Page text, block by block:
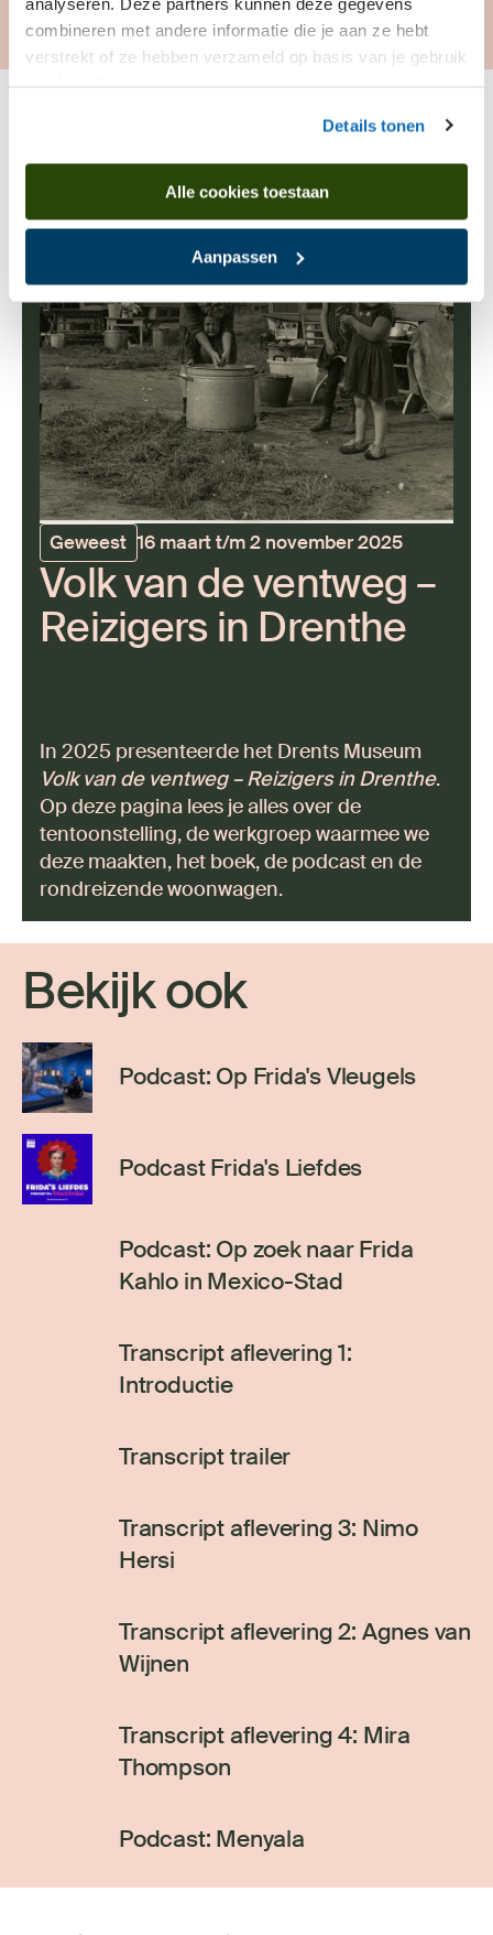
combineren met andere informatie die je aan ze hebt
verstrekt of ze hebben verzameld op basis van je gebruik
Details tonen
Alle cookies toestaan
Aanpassen
Geweest 16 maart t/m 2 november 2025
Volk van de ventweg –
Reizigers in Dren­the
In 2025 presenteerde het Drents Museum
Volk van de ventweg – Reizigers in Drenthe.
Op deze pagina lees je alles over de
tentoonstelling, de werkgroep waarmee we
deze maakten, het boek, de podcast en de
rondreizende woonwagen.
Bekijk ook
Podcast: Op Frida's Vleugels
Podcast Frida's Liefdes
Podcast: Op zoek naar Frida
Kahlo in Mexico-Stad
Transcript aflevering 1:
Introductie
Transcript trailer
Transcript aflevering 3: Nimo
Hersi
Transcript aflevering 2: Agnes van
Wijnen
Transcript aflevering 4: Mira
Thompson
Podcast: Menyala